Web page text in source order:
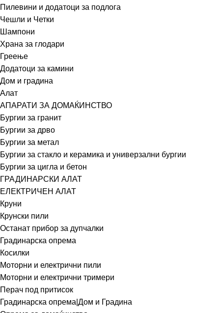
Пилевини и додатоци за подлога
Чешли и Четки
Шампони
Храна за глодари
Греење
Додатоци за камини
Дом и градина
Алат
АПАРАТИ ЗА ДОМАЌИНСТВО
Бургии за гранит
Бургии за дрво
Бургии за метал
Бургии за стакло и керамика и универзални бургии
Бургии за цигла и бетон
ГРАДИНАРСКИ АЛАТ
ЕЛЕКТРИЧЕН АЛАТ
Круни
Крунски пили
Останат прибор за дупчалки
Градинарска опрема
Косилки
Моторни и електрични пили
Моторни и електрични тримери
Перач под притисок
Градинарска опрема|Дом и Градина